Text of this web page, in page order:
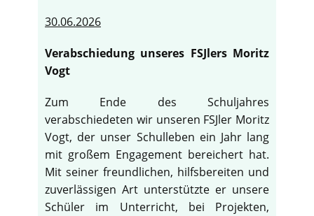
30.06.2026
Verabschiedung unseres FSJlers Moritz
Vogt
Zum Ende des Schuljahres
verabschiedeten wir unseren FSJler Moritz
Vogt, der unser Schulleben ein Jahr lang
mit großem Engagement bereichert hat.
Mit seiner freundlichen, hilfsbereiten und
zuverlässigen Art unterstützte er unsere
Schüler im Unterricht, bei Projekten,